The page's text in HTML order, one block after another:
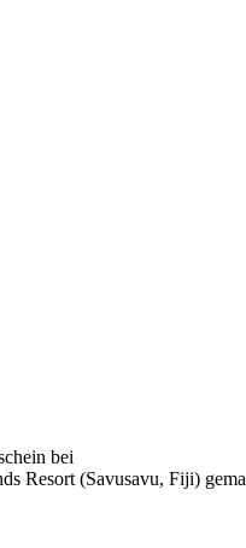
bei
Resort (Savusavu, Fiji)